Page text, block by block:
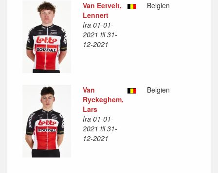
Van Eetvelt,
Lennert
fra 01-01-
2021 til 31-
12-2021
Belgien
Van
Ryckeghem,
Lars
fra 01-01-
2021 til 31-
12-2021
Belgien